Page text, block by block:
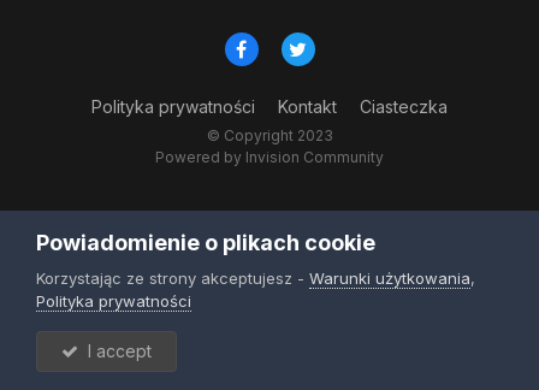
Polityka prywatności Kontakt Ciasteczka
© Copyright 2023
Powered by Invision Community
Powiadomienie o plikach cookie
Korzystając ze strony akceptujesz - Warunki użytkowania,
Polityka prywatności
I accept